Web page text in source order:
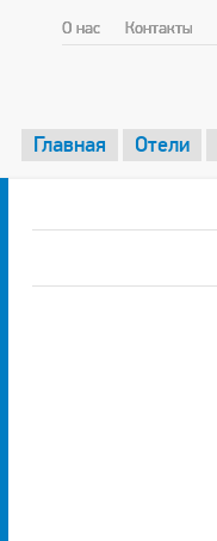
О нас Контакты
Главная Отели